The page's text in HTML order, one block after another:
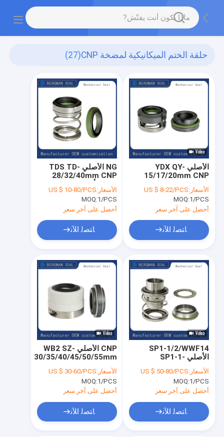
حلقة الختم الميكانيكية لمضخة CNP (27)
NG الأصلي TDS TD-
28/32/40mm CNP
مضخة أنابيب الختم
الميكانيكي
الأسعار:US $ 10-80/PCS
MOQ:1/PCS
أحصل على آخر سعر
ﺎﺘﺼﻟ ﺍﻶﻧ
الأصلي YDX QY-
15/17/20mm CNP
الغاز والسائل الختم
الميكانيكي
الأسعار:US $ 8-22/PCS
MOQ:1/PCS
أحصل على آخر سعر
ﺎﺘﺼﻟ ﺍﻶﻧ
CNP الأصلي WB2 SZ-
30/35/40/45/50/55mm
مواد كيميائية مقاومة
للتآكل ضخ الختم
الميكانيكي
الأسعار:US $ 30-60/PCS
MOQ:1/PCS
أحصل على آخر سعر
ﺎﺘﺼﻟ ﺍﻶﻧ
SP1-1/2/WWF14
الأصلي SP1-1-
7/8/WWF14 CNP SP
الختم الميكانيكي للمضخة
الأسعار:US $ 50-80/PCS
MOQ:1/PCS
أحصل على آخر سعر
ﺎﺘﺼﻟ ﺍﻶﻧ